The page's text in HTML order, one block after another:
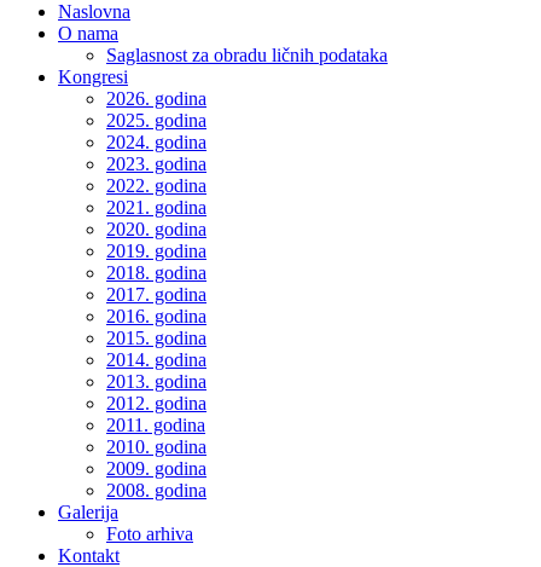
Naslovna
O nama
Saglasnost za obradu ličnih podataka
Kongresi
2026. godina
2025. godina
2024. godina
2023. godina
2022. godina
2021. godina
2020. godina
2019. godina
2018. godina
2017. godina
2016. godina
2015. godina
2014. godina
2013. godina
2012. godina
2011. godina
2010. godina
2009. godina
2008. godina
Galerija
Foto arhiva
Kontakt